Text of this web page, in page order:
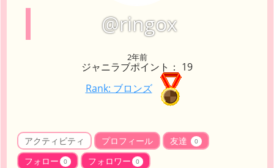
@ringox
2年前
ジャニラブポイント： 19
Rank: ブロンズ
アクティビティ プロフィール 友達 0
フォロー 0 フォロワー 0